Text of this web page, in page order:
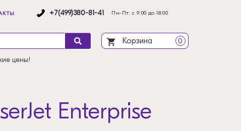
+7(499)380-81-41 Пн-Пт: с 9:00 до 18:00
Корзина 0
цены!
Enterprise